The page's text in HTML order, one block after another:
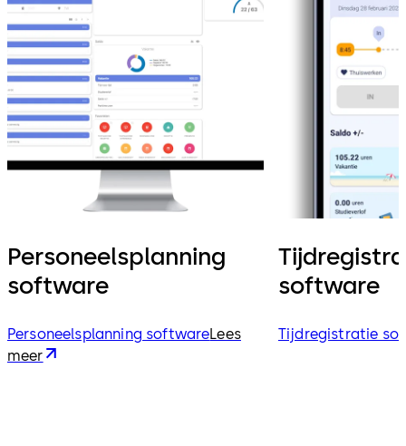
Personeelsplanning
software
Personeelsplanning softwareLees
meer
software
Tijdregistratie